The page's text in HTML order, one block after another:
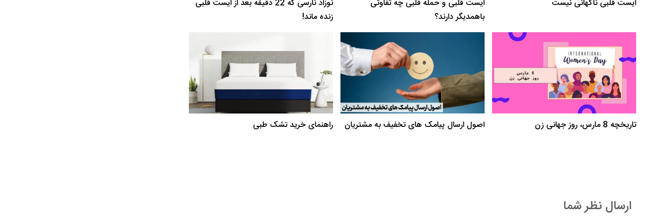
ایست قلبی ناگهانی نیست
ایست قلبی و حمله قلبی چه تفاوتی
باهمدیگر دارند؟
نوزاد نارسی که 22 دقیقه بعد از ایست قلبی
زنده ماند!
تاریخچه 8 مارس، روز جهانی زن اصول ارسال پیامک های تخفیف به مشتریان راهنمای خرید تشک طبی
ارسال نظر شما